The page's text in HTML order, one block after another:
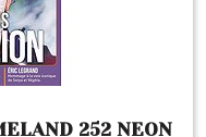
252 NEON